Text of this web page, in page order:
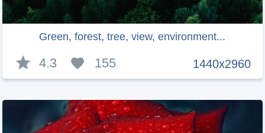
Green, forest, tree, view, environment...
1440x2960
4.3 155